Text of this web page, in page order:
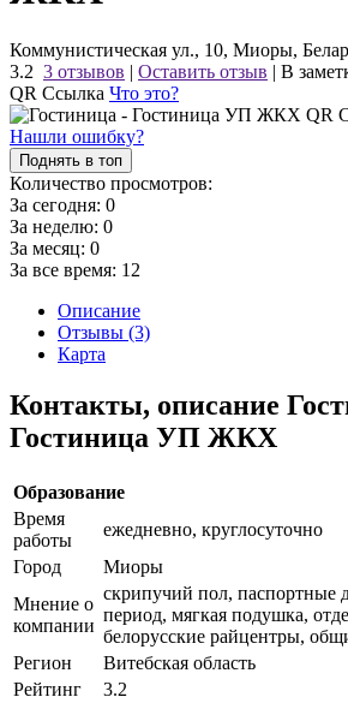
Коммунистическая ул., 10, Миоры,
3.2 3 отзывов | Оставить отзыв | В
QR Ссылка Что это?
Нашли ошибку?
Поднять в топ
Количество просмотров:
За сегодня: 0
За неделю: 0
За месяц: 0
За все время: 12
Описание
Отзывы (3)
Карта
Контакты, описание
Гостиница УП ЖКХ
Образование
Время
работы
ежедневно, круглосуточно
Город
Миоры
Мнение о
компании
скрипучий пол, паспортные
период, мягкая подушка,
белорусские райцентры,
Регион
Витебская область
Рейтинг
3.2